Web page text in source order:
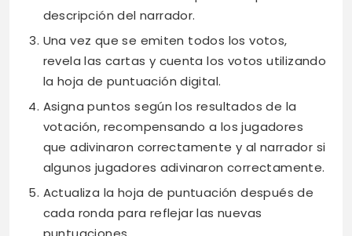
descripción del narrador.
Una vez que se emiten todos los votos,
revela las cartas y cuenta los votos utilizando
la hoja de puntuación digital.
Asigna puntos según los resultados de la
votación, recompensando a los jugadores
que adivinaron correctamente y al narrador si
algunos jugadores adivinaron correctamente.
Actualiza la hoja de puntuación después de
cada ronda para reflejar las nuevas